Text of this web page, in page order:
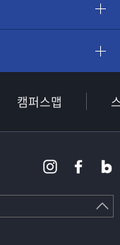
캠퍼스맵